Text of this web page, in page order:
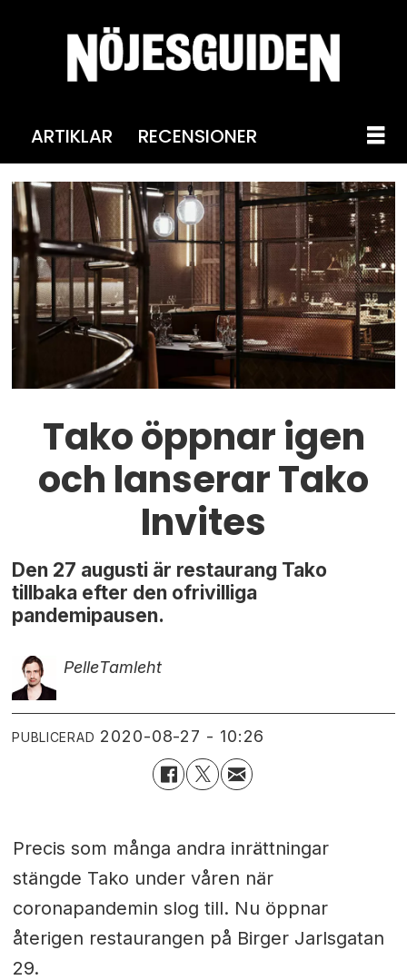
ARTIKLAR RECENSIONER
Tako öppnar igen
och lanserar Tako
Invites
Den 27 augusti är restaurang Tako
tillbaka efter den ofrivilliga
pandemipausen.
PelleTamleht
PUBLICERAD 2020-08-27 - 10:26
Precis som många andra inrättningar
stängde Tako under våren när
coronapandemin slog till. Nu öppnar
återigen restaurangen på Birger Jarlsgatan
29.